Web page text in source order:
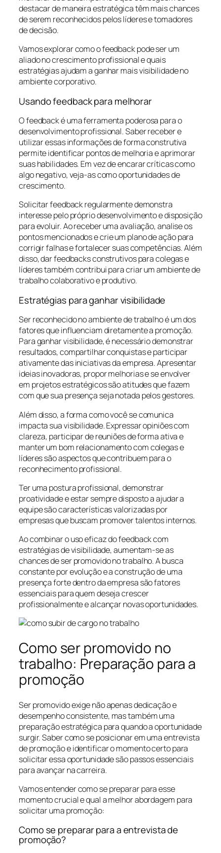
destacar de maneira estratégica têm mais chances
de serem reconhecidos pelos líderes e tomadores
de decisão.
Vamos explorar como o feedback pode ser um
aliado no crescimento profissional e quais
estratégias ajudam a ganhar mais visibilidade no
ambiente corporativo.
Usando feedback para melhorar
O feedback é uma ferramenta poderosa para o
desenvolvimento profissional. Saber receber e
utilizar essas informações de forma construtiva
permite identificar pontos de melhoria e aprimorar
suas habilidades. Em vez de encarar críticas como
algo negativo, veja-as como oportunidades de
crescimento.
Solicitar feedback regularmente demonstra
interesse pelo próprio desenvolvimento e disposição
para evoluir. Ao receber uma avaliação, analise os
pontos mencionados e crie um plano de ação para
corrigir falhas e fortalecer suas competências. Além
disso, dar feedbacks construtivos para colegas e
líderes também contribui para criar um ambiente de
trabalho colaborativo e produtivo.
Estratégias para ganhar visibilidade
Ser reconhecido no ambiente de trabalho é um dos
fatores que influenciam diretamente a promoção.
Para ganhar visibilidade, é necessário demonstrar
resultados, compartilhar conquistas e participar
ativamente das iniciativas da empresa. Apresentar
ideias inovadoras, propor melhorias e se envolver
em projetos estratégicos são atitudes que fazem
com que sua presença seja notada pelos gestores.
Além disso, a forma como você se comunica
impacta sua visibilidade. Expressar opiniões com
clareza, participar de reuniões de forma ativa e
manter um bom relacionamento com colegas e
líderes são aspectos que contribuem para o
reconhecimento profissional.
Ter uma postura profissional, demonstrar
proatividade e estar sempre disposto a ajudar a
equipe são características valorizadas por
empresas que buscam promover talentos internos.
Ao combinar o uso eficaz do feedback com
estratégias de visibilidade, aumentam-se as
chances de ser promovido no trabalho. A busca
constante por evolução e a construção de uma
presença forte dentro da empresa são fatores
essenciais para quem deseja crescer
profissionalmente e alcançar novas oportunidades.
Como ser promovido no
trabalho: Preparação para a
promoção
Ser promovido exige não apenas dedicação e
desempenho consistente, mas também uma
preparação estratégica para quando a oportunidade
surgir. Saber como se posicionar em uma entrevista
de promoção e identificar o momento certo para
solicitar essa oportunidade são passos essenciais
para avançar na carreira.
Vamos entender como se preparar para esse
momento crucial e qual a melhor abordagem para
solicitar uma promoção:
Como se preparar para a entrevista de
promoção?